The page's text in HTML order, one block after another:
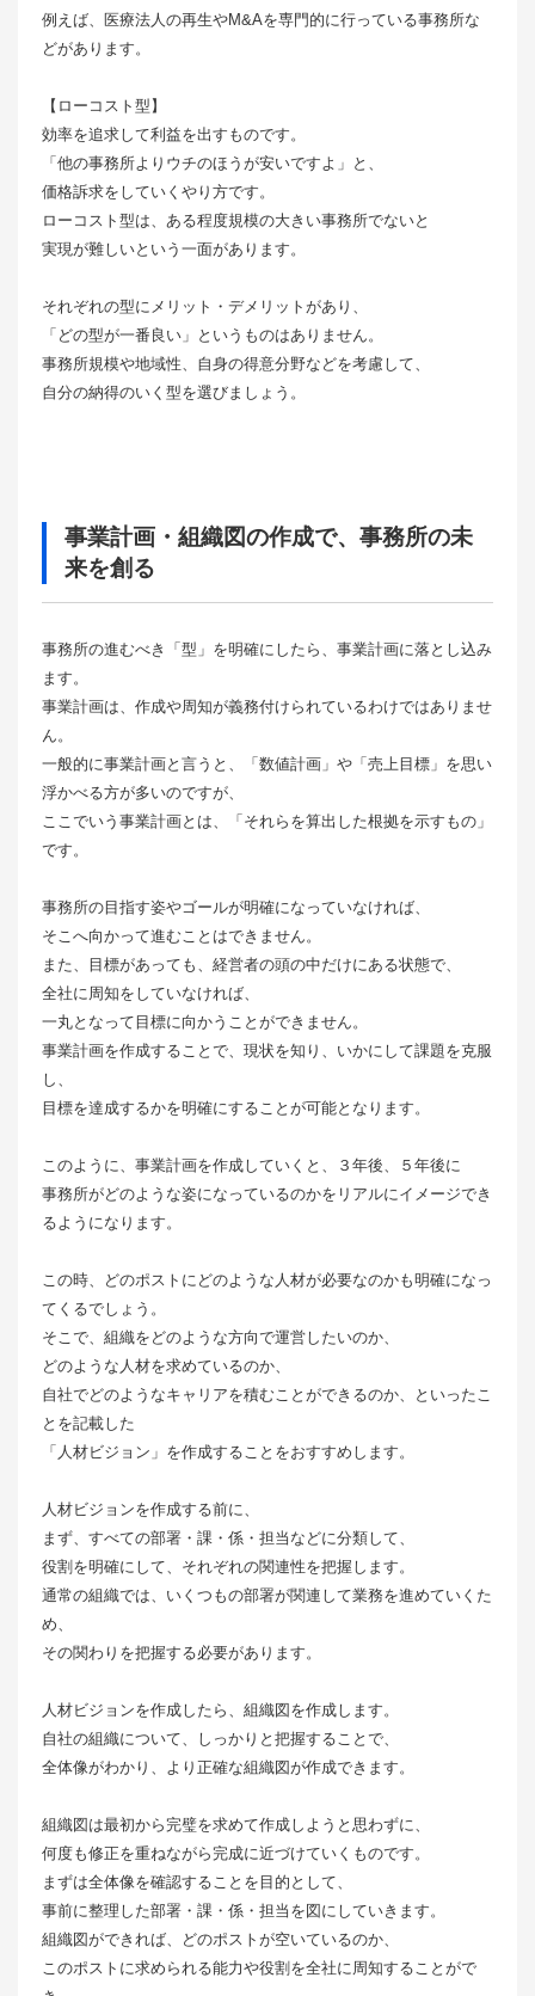
例えば、医療法人の再生やM&Aを専門的に行っている事務所な
どがあります。
【ローコスト型】
効率を追求して利益を出すものです。
「他の事務所よりウチのほうが安いですよ」と、
価格訴求をしていくやり方です。
ローコスト型は、ある程度規模の大きい事務所でないと
実現が難しいという一面があります。
それぞれの型にメリット・デメリットがあり、
「どの型が一番良い」というものはありません。
事務所規模や地域性、自身の得意分野などを考慮して、
自分の納得のいく型を選びましょう。
事業計画・組織図の作成で、事務所の未
来を創る
事務所の進むべき「型」を明確にしたら、事業計画に落とし込み
ます。
事業計画は、作成や周知が義務付けられているわけではありませ
ん。
一般的に事業計画と言うと、「数値計画」や「売上目標」を思い
浮かべる方が多いのですが、
ここでいう事業計画とは、「それらを算出した根拠を示すもの」
です。
事務所の目指す姿やゴールが明確になっていなければ、
そこへ向かって進むことはできません。
また、目標があっても、経営者の頭の中だけにある状態で、
全社に周知をしていなければ、
一丸となって目標に向かうことができません。
事業計画を作成することで、現状を知り、いかにして課題を克服
し、
目標を達成するかを明確にすることが可能となります。
このように、事業計画を作成していくと、３年後、５年後に
事務所がどのような姿になっているのかをリアルにイメージでき
るようになります。
この時、どのポストにどのような人材が必要なのかも明確になっ
てくるでしょう。
そこで、組織をどのような方向で運営したいのか、
どのような人材を求めているのか、
自社でどのようなキャリアを積むことができるのか、といったこ
とを記載した
「人材ビジョン」を作成することをおすすめします。
人材ビジョンを作成する前に、
まず、すべての部署・課・係・担当などに分類して、
役割を明確にして、それぞれの関連性を把握します。
通常の組織では、いくつもの部署が関連して業務を進めていくた
め、
その関わりを把握する必要があります。
人材ビジョンを作成したら、組織図を作成します。
自社の組織について、しっかりと把握することで、
全体像がわかり、より正確な組織図が作成できます。
組織図は最初から完璧を求めて作成しようと思わずに、
何度も修正を重ねながら完成に近づけていくものです。
まずは全体像を確認することを目的として、
事前に整理した部署・課・係・担当を図にしていきます。
組織図ができれば、どのポストが空いているのか、
このポストに求められる能力や役割を全社に周知することがで